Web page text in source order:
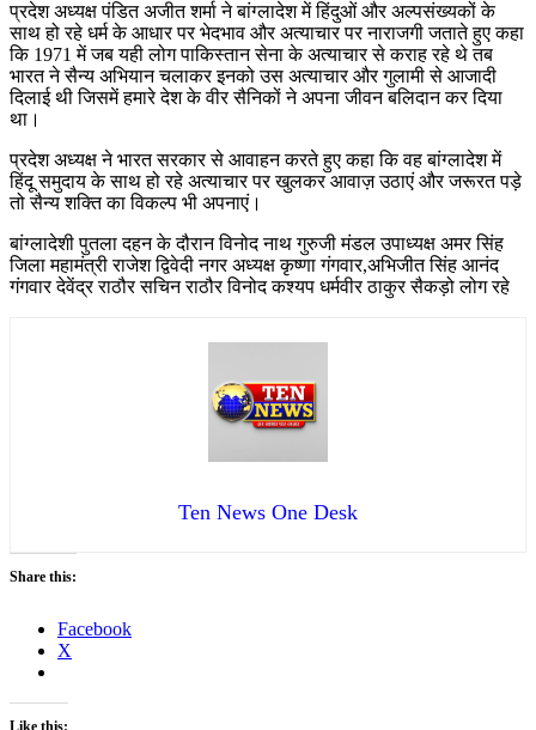
प्रदेश अध्यक्ष पंडित अजीत शर्मा ने बांग्लादेश में हिंदुओं और अल्पसंख्यकों के
साथ हो रहे धर्म के आधार पर भेदभाव और अत्याचार पर नाराजगी जताते हुए कहा
कि 1971 में जब यही लोग पाकिस्तान सेना के अत्याचार से कराह रहे थे तब
भारत ने सैन्य अभियान चलाकर इनको उस अत्याचार और गुलामी से आजादी
दिलाई थी जिसमें हमारे देश के वीर सैनिकों ने अपना जीवन बलिदान कर दिया
था।
प्रदेश अध्यक्ष ने भारत सरकार से आवाहन करते हुए कहा कि वह बांग्लादेश में
हिंदू समुदाय के साथ हो रहे अत्याचार पर खुलकर आवाज़ उठाएं और जरूरत पड़े
तो सैन्य शक्ति का विकल्प भी अपनाएं।
बांग्लादेशी पुतला दहन के दौरान विनोद नाथ गुरुजी मंडल उपाध्यक्ष अमर सिंह
जिला महामंत्री राजेश द्विवेदी नगर अध्यक्ष कृष्णा गंगवार,अभिजीत सिंह आनंद
गंगवार देवेंद्र राठौर सचिन राठौर विनोद कश्यप धर्मवीर ठाकुर सैकड़ो लोग रहे
Ten News One Desk
Share this:
Facebook
X